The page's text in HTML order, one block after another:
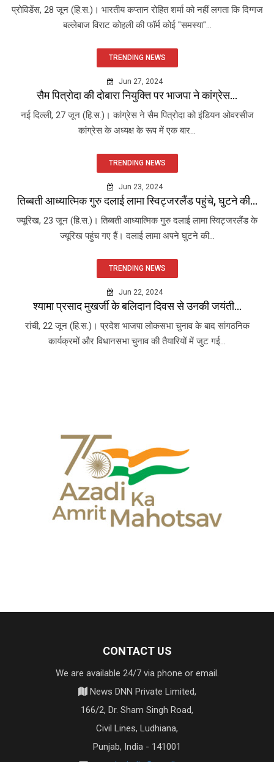
प्रोविडेंस, 28 जून (हि.स.)। भारतीय कप्तान रोहित शर्मा को नहीं लगता कि दिग्गज
बल्लेबाज विराट कोहली की फॉर्म कोई "समस्या"...
TRENDING NEWS
Jun 27, 2024
सैम पित्रोदा की दोबारा नियुक्ति पर भाजपा ने कांग्रेस...
नई दिल्ली, 27 जून (हि.स.)। कांग्रेस ने सैम पित्रोदा को इंडियन ओवरसीज
कांग्रेस के अध्यक्ष के रूप में एक बार...
TRENDING NEWS
Jun 23, 2024
तिब्बती आध्यात्मिक गुरु दलाई लामा स्विट्जरलैंड पहुंचे, घुटने की...
ज्यूरिख, 23 जून (हि.स.)। तिब्बती आध्यात्मिक गुरु दलाई लामा स्विट्जरलैंड के
ज्यूरिख पहुंच गए हैं। दलाई लामा अपने घुटने की...
TRENDING NEWS
Jun 22, 2024
श्यामा प्रसाद मुखर्जी के बलिदान दिवस से उनकी जयंती...
रांची, 22 जून (हि.स.)। प्रदेश भाजपा लोकसभा चुनाव के बाद सांगठनिक
कार्यक्रमों और विधानसभा चुनाव की तैयारियों में जुट गई...
CONTACT US
We are available 24/7 via phone or email.
News DNN Private Limited,
166/2, Dr. Sham Singh Road,
Civil Lines, Ludhiana,
Punjab, India - 141001